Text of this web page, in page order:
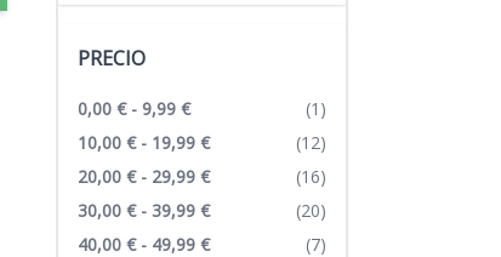
PRECIO
0,00 €- 9,99 €
(1)
10,00 €- 19,99 €
(12)
20,00 €- 29,99 €
(16)
30,00 €- 39,99 €
(20)
40,00 €- 49,99 €
(7)